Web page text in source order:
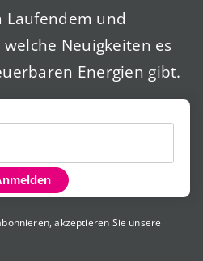
Laufendem und
Neuigkeiten es
Energien gibt.
akzeptieren Sie unsere